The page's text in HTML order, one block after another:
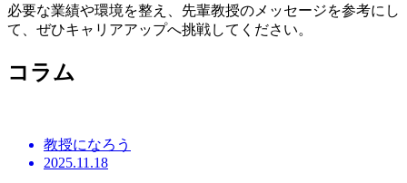
必要な業績や環境を整え、先輩教授のメッセージを参考にし
て、ぜひキャリアアップへ挑戦してください。
コラム
教授になろう
2025.11.18